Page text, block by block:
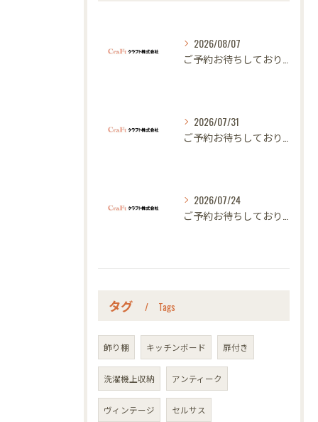
2026/08/07
2026/07/31
2026/07/24
タグ Tags
飾り棚 キッチンボード 扉付き
洗濯機上収納 アンティーク
ヴィンテージ セルサス